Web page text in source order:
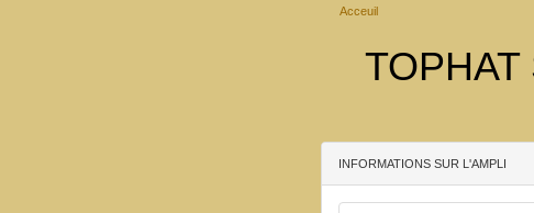
Acceuil
INFORMATIONS SUR L'AMPLI